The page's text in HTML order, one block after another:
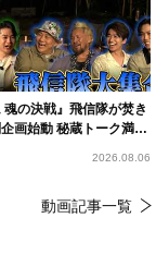
魂の決戦』飛信隊が焚き
画始動 秘蔵トーク満載
2026.08.06
動画記事一覧